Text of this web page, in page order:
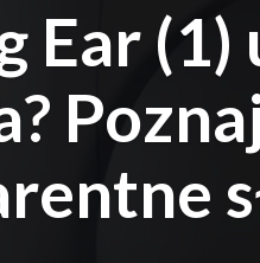
Ear (1)